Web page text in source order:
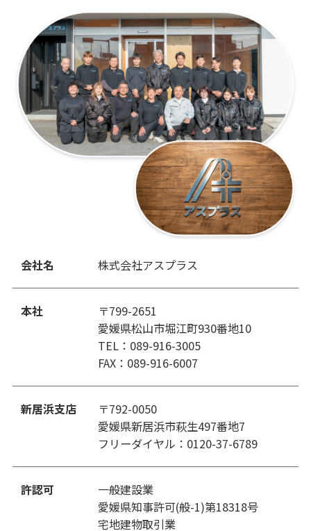
会社名 株式会社アスプラス
本社
〒799-2651
愛媛県松山市堀江町930番地10
TEL：089-916-3005
FAX：089-916-6007
新居浜支店
〒792-0050
愛媛県新居浜市萩生497番地7
フリーダイヤル：0120-37-6789
許認可
一般建設業
愛媛県知事許可(般-1)第18318号
宅地建物取引業